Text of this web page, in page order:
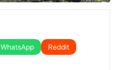
WhatsApp
Reddit